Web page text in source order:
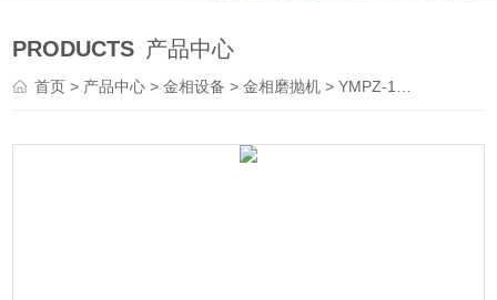
PRODUCTS 产品中心
首页> 产品中心 >金相设备 >金相磨抛机 > YMPZ-1单盘 无极调速 自动金相试样磨抛机